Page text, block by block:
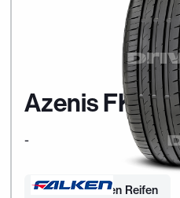
Azenis FK453
-
Finden Sie Ihren Reifen